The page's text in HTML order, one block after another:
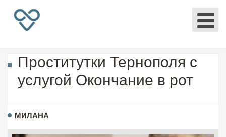
Проститутки Тернополя с
услугой Окончание в рот
МИЛАНА